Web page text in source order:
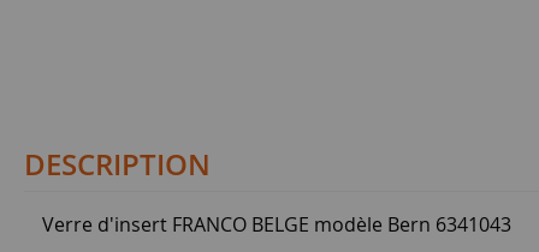
DESCRIPTION
Verre d'insert FRANCO BELGE modèle Bern 6341043